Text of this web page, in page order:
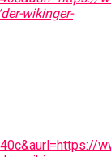
wikinger-